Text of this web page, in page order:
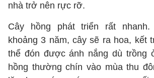
nhà trở nên rực rỡ.
Cây hồng phát triển rất
khoảng 3 năm, cây sẽ ra hoa, kết
thể đón được ánh nắng dù trồng
hồng thường chín vào mùa thu